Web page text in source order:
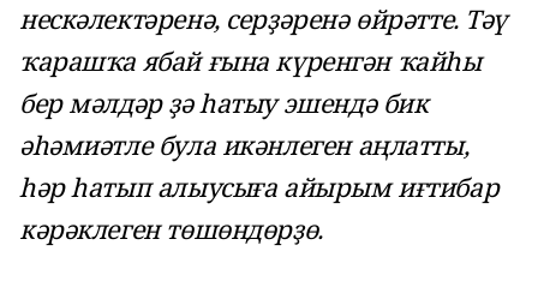
нескәлектәренә, серҙәренә өйрәтте. Тәү
ҡарашҡа ябай ғына күренгән ҡайһы
бер мәлдәр ҙә һатыу эшендә бик
әһәмиәтле була икәнлеген аңлатты,
һәр һатып алыусыға айырым иғтибар
кәрәклеген төшөндөрҙө.